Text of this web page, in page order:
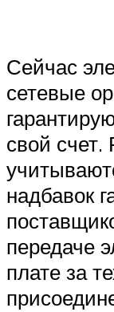
Сейчас
сетевые
свой
надбавок
передаче
плате за